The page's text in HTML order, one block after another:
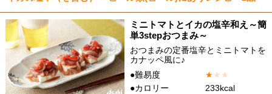
ミニトマトとイカの塩辛和え～簡
単3stepおつまみ～
おつまみの定番塩辛とミニトマトを
カナッペ風に♪
●難易度
★★ ★
●カロリー
233kcal